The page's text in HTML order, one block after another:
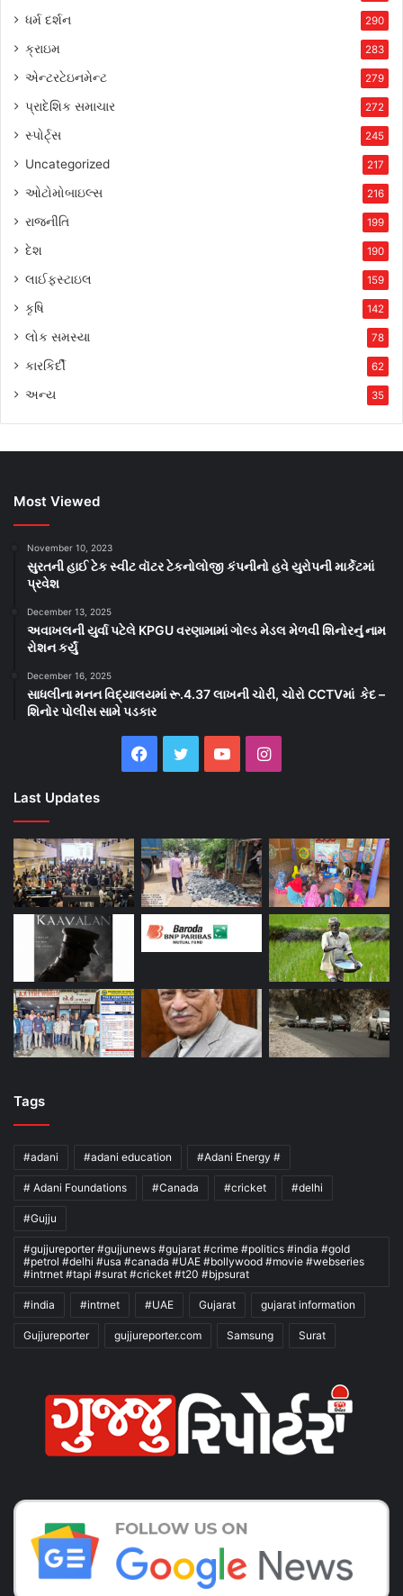
ધર્મ દર્શન 290
ક્રાઇમ 283
એન્ટરટેઇનમેન્ટ 279
પ્રાદેશિક સમાચાર 272
સ્પોર્ટ્સ 245
Uncategorized 217
ઓટોમોબાઇલ્સ 216
રાજનીતિ 199
દેશ 190
લાઈફસ્ટાઇલ 159
કૃષિ 142
લોક સમસ્યા 78
કારકિર્દી 62
અન્ય 35
Most Viewed
November 10, 2023
સુરતની હાઈ ટેક સ્વીટ વૉટર ટેકનોલોજી કંપનીનો હવે યુરોપની માર્કેટમાં
પ્રવેશ
December 13, 2025
અવાખલની યુર્વા પટેલે KPGU વરણામામાં ગોલ્ડ મેડલ મેળવી શિનોરનું નામ
રોશન કર્યું
December 16, 2025
સાધલીના મનન વિદ્યાલયમાં રૂ.4.37 લાખની ચોરી, ચોરો CCTVમાં કેદ –
શિનોર પોલીસ સામે પડકાર
Facebook
Twitter YouTubeInstagram
Last Updates
Tags
#adani #adani education #Adani Energy #
# Adani Foundations #Canada #cricket #delhi
#Gujju
#gujjureporter #gujjunews #gujarat #crime #politics #india #gold
#petrol #delhi #usa #canada #UAE #bollywood #movie #webseries
#intrnet #tapi #surat #cricket #t20 #bjpsurat
#india #intrnet #UAE Gujarat gujarat information
Gujjureporter gujjureporter.com Samsung Surat